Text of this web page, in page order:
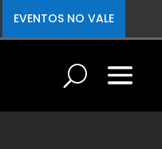
EVENTOS NO VALE